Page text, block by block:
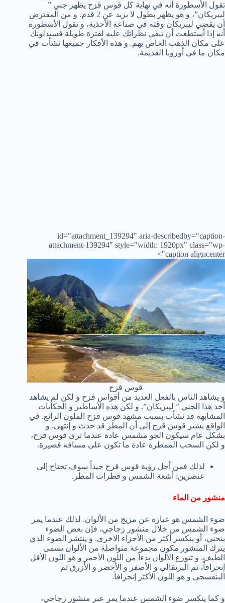
تقول الأسطورة أنه في نهاية كل قوس قزح يظهر جني ”
ليبريكان”، و هو يظهر بطول لا يزيد عن 2 قدم. و من المفترض
أن يقضي ليبريكان وقته في صناعة الأحذية، و تقول الأسطورة
أنه إذا أستطعت أن تبقي نظراتك عليه لفترة طويلة فسيدلونك
على مكان الذهب الخاص بهم. و هذه الأفكار جميعها نشأت في
مكان ما في أوروبا القديمة.
id="attachment_139294" aria-describedby="caption-
attachment-139294" style="width: 1920px" class="wp-
caption aligncenter">
قوس قزح
و يشاهد الناس بالفعل العديد من أقواس قزح و لكن لم يشاهد
أحد هذا الجني ” ليبريكان”. و لكن هذه الأساطير و الحكايات
المشابهة قد نشأت بسبب مشهد قوس قزح الملون الرائع. في
الواقع يشير قوس قزح إلى أن المطر قد حدث و إنتهى. و
بشكل عام سيكون الجو مشمس عادة عندما ترى قوس قزح،
و لكن السحب الممطرة عادة ما تكون على مسافة قصيرة.
لذلك فمن أجل رؤية قوس قزح جيداً سوف تحتاج إلى
عنصرين: أشعة الشمس و قطرات المطر.
منشور من الماء
ضوء الشمس هو عبارة عن مزيج من الألوان. لذلك عندما يمر
ضوء الشمس من خلال منشور زجاجي، فإن بعض الضوء
ينحني، أو ينكسر أكثر من الأجزاء الاخرى. و ينتشر الضوء الذي
يترك المنشور مكون مجموعة متواصلة من الألوان تسمى
الطيف. و تتوزع الألوان بدءاً من اللون الأحمر و هو اللون الأقل
إنحرافاً، ثم البرتقالي و الأصفر و الأخضر و الأزرق ثم
البنفسجي و هو اللون الأكثر إنحرافاً.
و كما ينكسر ضوء الشمس عندما يمر عبر منشور زجاجي،